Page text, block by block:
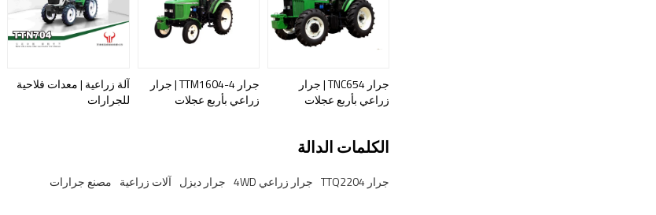
جرار TNC654 | جرار
زراعي بأربع عجلات
جرار TTM1604-4 | جرار
زراعي بأربع عجلات
آلة زراعية | معدات فلاحية
للجرارات
الكلمات الدالة
جرار TTQ2204 جرار زراعي 4WD جرار ديزل آلات زراعية مصنع جرارات